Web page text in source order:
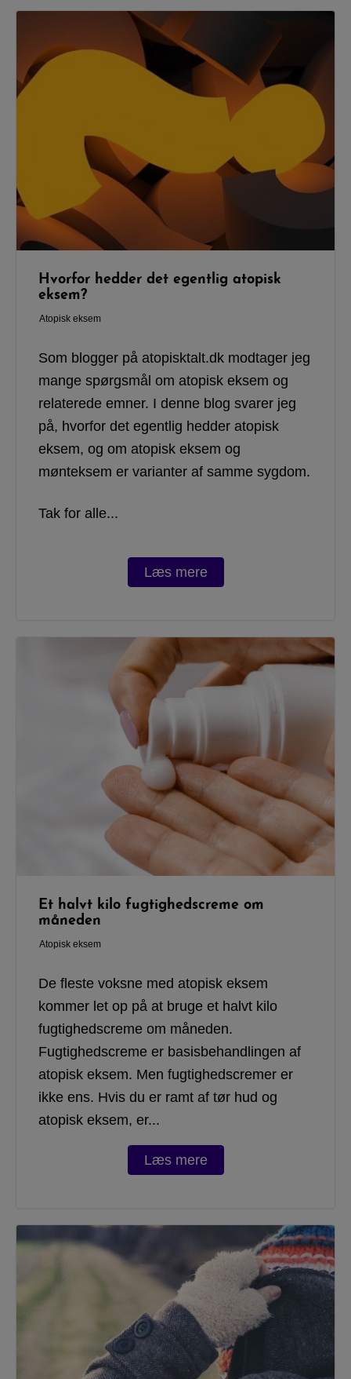
Hvorfor hedder det egentlig atopisk
eksem?
Atopisk eksem
Som blogger på atopisktalt.dk modtager jeg
mange spørgsmål om atopisk eksem og
relaterede emner. I denne blog svarer jeg
på, hvorfor det egentlig hedder atopisk
eksem, og om atopisk eksem og
mønteksem er varianter af samme sygdom.
Tak for alle...
Læs mere
Et halvt kilo fugtighedscreme om
måneden
Atopisk eksem
De fleste voksne med atopisk eksem
kommer let op på at bruge et halvt kilo
fugtighedscreme om måneden.
Fugtighedscreme er basisbehandlingen af
atopisk eksem. Men fugtighedscremer er
ikke ens. Hvis du er ramt af tør hud og
atopisk eksem, er...
Læs mere